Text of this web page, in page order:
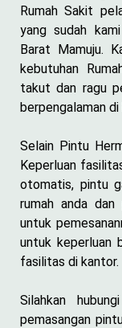
Rumah Sakit
yang sudah
Barat Mamuju.
kebutuhan
takut dan ragu
berpengalaman di
Selain Pintu
Keperluan
otomatis, pintu
rumah anda
untuk
untuk keperluan
fasilitas di kantor.
Silahkan
pemasangan